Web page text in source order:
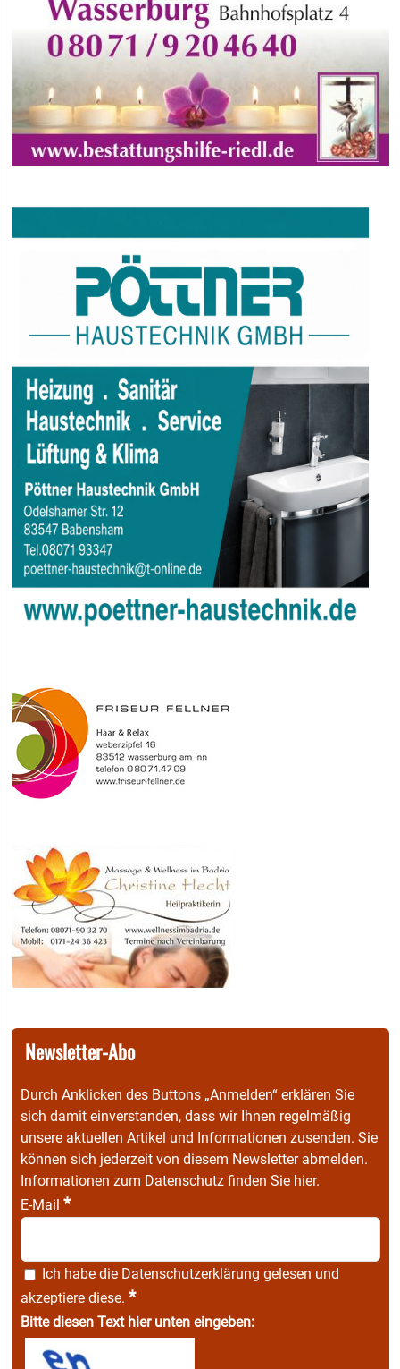
Newsletter-Abo
Durch Anklicken des Buttons „Anmelden“ erklären Sie
sich damit einverstanden, dass wir Ihnen regelmäßig
unsere aktuellen Artikel und Informationen zusenden. Sie
können sich jederzeit von diesem Newsletter abmelden.
Informationen zum Datenschutz finden Sie hier.
E-Mail *
Ich habe die Datenschutzerklärung gelesen und
akzeptiere diese. *
Bitte diesen Text hier unten eingeben: